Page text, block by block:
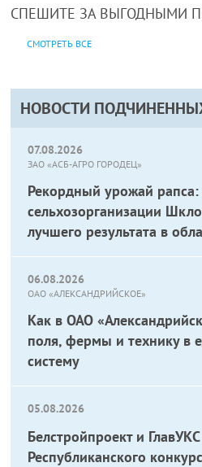
НОВОСТИ
07.08.2026
ЗАО «АСБ-АГРО ГОРОДЕЦ»
Рекордный урожай рапса:
сельхозорганизации
лучшего результата в
06.08.2026
ОАО «АЛЕКСАНДРИЙСКОЕ»
Как в ОАО
поля, фермы и технику в
систему
05.08.2026
Белстройпроект и
Республиканского
СПЕШИТЕ ЗА ВЫГОДНЫМИ
СМОТРЕТЬ ВСЕ